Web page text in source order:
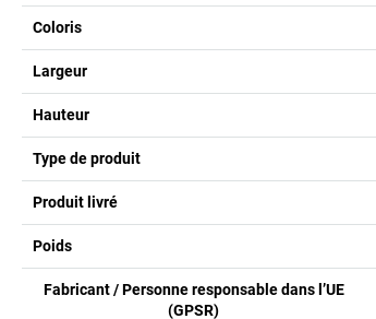
Coloris
Largeur
Hauteur
Type de produit
Produit livré
Poids
Fabricant / Personne responsable dans l’UE
(GPSR)